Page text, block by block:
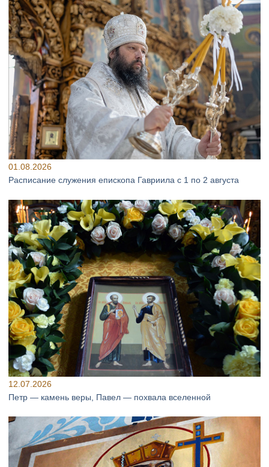
01.08.2026
Расписание служения епископа Гавриила с 1 по 2 августа
12.07.2026
Петр — камень веры, Павел — похвала вселенной